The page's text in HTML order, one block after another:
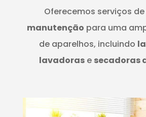
Oferecemos serviços de
manutenção para uma
de aparelhos, incluindo
lavadoras e secadoras